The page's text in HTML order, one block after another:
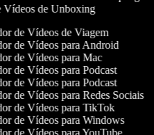
Vídeos de Unboxing
de Vídeos de Viagem
de Vídeos para Android
de Vídeos para Mac
de Vídeos para Podcast
de Vídeos para Podcast
de Vídeos para Redes Sociais
de Vídeos para TikTok
de Vídeos para Windows